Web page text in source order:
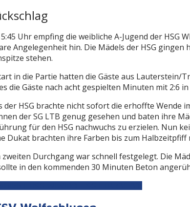
Uhr empfing die weibliche A-Jugend der HSG
Angelegenheit hin. Die Mädels der HSG
stehen.
in die Partie hatten die Gäste aus
die Gäste nach acht gespielten Minuten mit 2:6
der HSG brachte nicht sofort die erhoffte Wende
der SG LTB genug gesehen und baten ihre
für den HSG nachwuchs zu erzielen. Nun
Dukat brachten ihre Farben bis zum Halbzeitpfiff
Durchgang war schnell festgelegt. Die
in den kommenden 30 Minuten Beton